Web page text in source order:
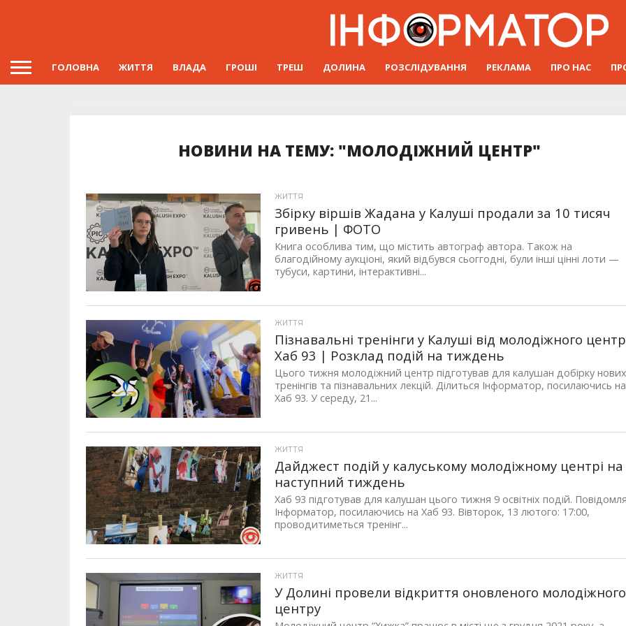
ГОЛОВНА ЖИТТЯ ВЛАДА ГРОШІ ТРЕШ ДОЛИНА РОЗСЛІДУВАННЯ РЕКЛАМА ПРО НАС
НОВИНИ НА ТЕМУ: "МОЛОДІЖНИЙ ЦЕНТР"
ЖИТТЯ
Збірку віршів Жадана у Калуші продали за 10 тисяч
гривень | ФОТО
Книга особлива тим, що містить автограф автора. Також на
благодійному аукціоні, який відбувся сьоггодні, були інші цінні лоти —
тубуси, картини, інтерактивні...
ЖИТТЯ
Пізнавальні тренінги у Калуші від молодіжного
Хаб 93 | Розклад подій на тиждень
Цього тижня молодіжний центр підготував для калушан добірку нових
тренінгів та пізнавальних лекцій. Ділиться Інформатор, посилаючись на
Хаб 93. У середу, 21...
ЖИТТЯ
Дайджест подій у калуському молодіжному центрі на
наступний тиждень
Хаб 93 підготував для калушан цього тижня 9 освітніх подій.
Інформатор, посилаючись на Хаб 93. Вівторок, 13 лютого: 17:00,
проводитиметься тренінг...
ЖИТТЯ
У Долині провели відкриття оновленого молодіжного
центру